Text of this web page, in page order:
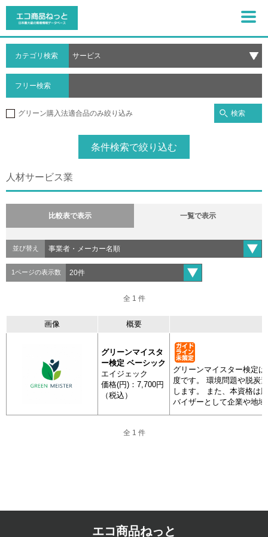
カテゴリ検索
フリー検索
グリーン購入法適合品のみ絞り込み 検索
条件検索で絞り込む
人材サービス業
比較表で表示 一覧で表示
並び替え
1ページの表示数
全 1 件
全 1 件
画像 概要
グリーンマイスタ
ー検定 ベーシック
エイジェック
価格(円)：7,700円
（税込）
グリーンマイスター検定
度です。 環境問題や脱炭
します。 また、本資格は
バイザーとして企業や地
全 1 件
エコ商品ねっと